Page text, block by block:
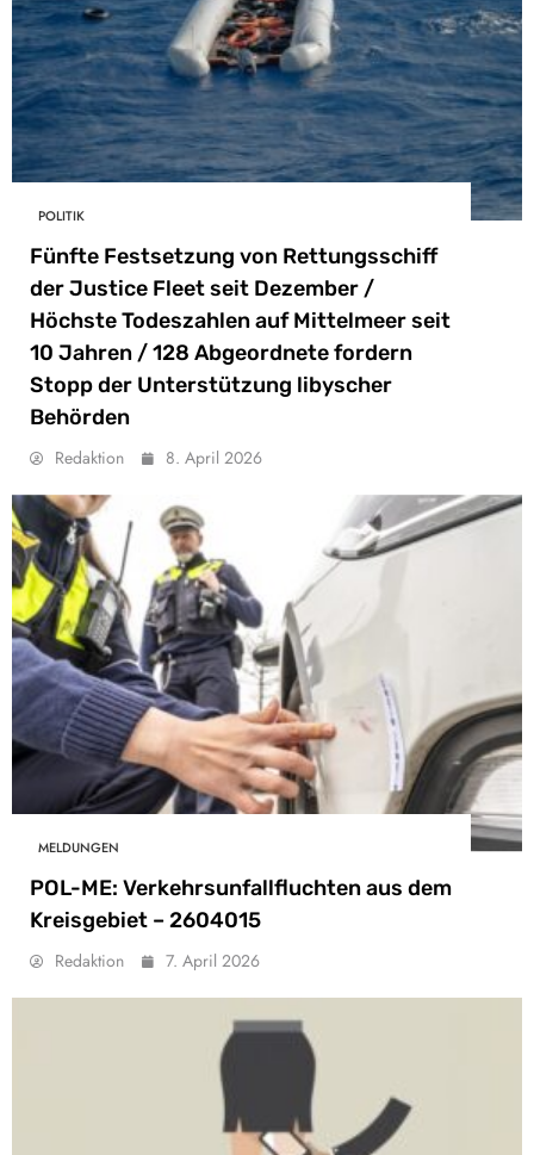
POLITIK
Fünfte Festsetzung von Rettungsschiff
der Justice Fleet seit Dezember /
Höchste Todeszahlen auf Mittelmeer seit
10 Jahren / 128 Abgeordnete fordern
Stopp der Unterstützung libyscher
Behörden
Redaktion 8. April 2026
MELDUNGEN
POL-ME: Verkehrsunfallfluchten aus dem
Kreisgebiet – 2604015
Redaktion 7. April 2026